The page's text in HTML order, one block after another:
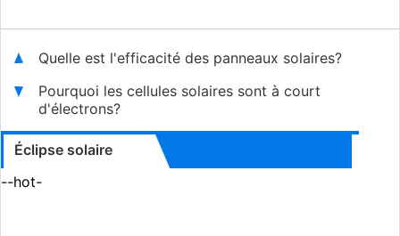
Quelle est l'efficacité des panneaux solaires?
Pourquoi les cellules solaires sont à court
d'électrons?
Éclipse solaire
--hot-